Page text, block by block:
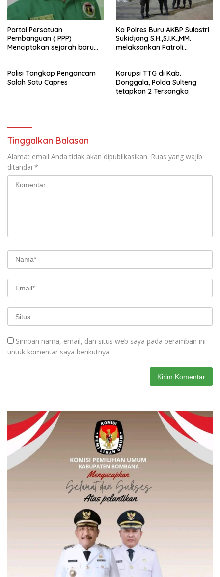
Partai Persatuan
Pembanguan ( PPP)
Menciptakan sejarah baru
Buru (Namlea).
Ka Polres Buru AKBP Sulastri
Sukidjang S.H.,S.I.K.,MM.
melaksankan Patroli
Polisi Tangkap Pengancam
Salah Satu Capres
Korupsi TTG di Kab.
Donggala, Polda Sulteng
tetapkan 2 Tersangka
Tinggalkan Balasan
Alamat email Anda tidak akan dipublikasikan. Ruas yang wajib
ditandai *
Simpan nama, email, dan situs web saya pada peramban ini
untuk komentar saya berikutnya.